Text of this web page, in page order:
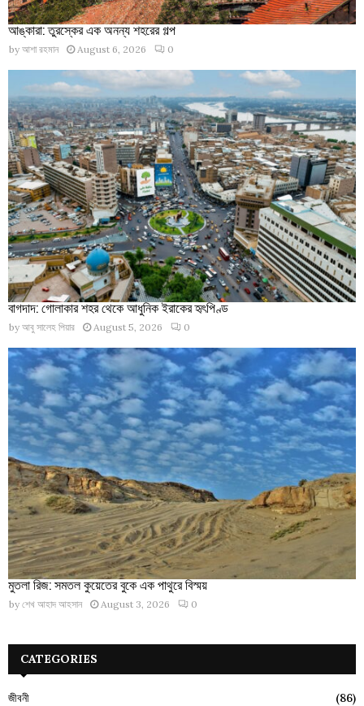
আঙ্কারা: তুরস্কের এক অনন্য শহরের গল্প
by আশা রহমান August 6, 2026 0
বাগদাদ: গোলাকার শহর থেকে আধুনিক ইরাকের হৃৎপিণ্ড
by আবু সালেহ পিয়ার August 5, 2026 0
মুতলা রিজ: সমতল কুয়েতের বুকে এক পাথুরে বিস্ময়
by শেখ আহাদ আহসান August 3, 2026 0
CATEGORIES
জীবনী
(86)